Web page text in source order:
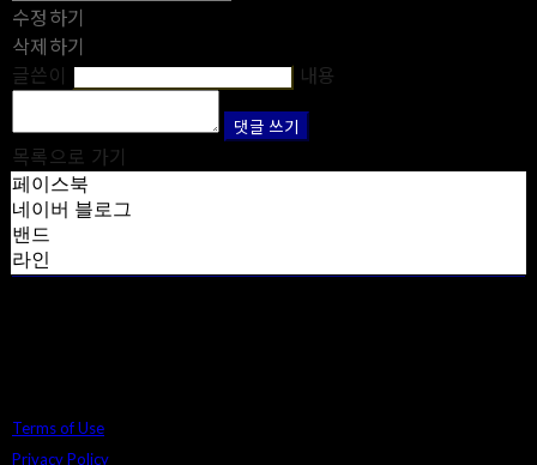
수정하기
삭제하기
글쓴이
내용
댓글 쓰기
목록으로 가기
페이스북
네이버 블로그
밴드
라인
Terms of Use
Privacy Policy